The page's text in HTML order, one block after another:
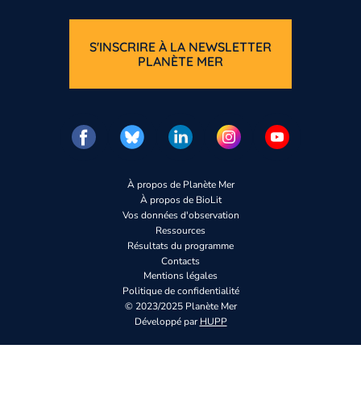
À propos de Planète Mer
À propos de BioLit
Vos données d'observation
Ressources
Résultats du programme
Contacts
Mentions légales
Politique de confidentialité
© 2023/2025 Planète Mer
Développé parHUPP
S'INSCRIRE À LA NEWSLETTER
PLANÈTE MER